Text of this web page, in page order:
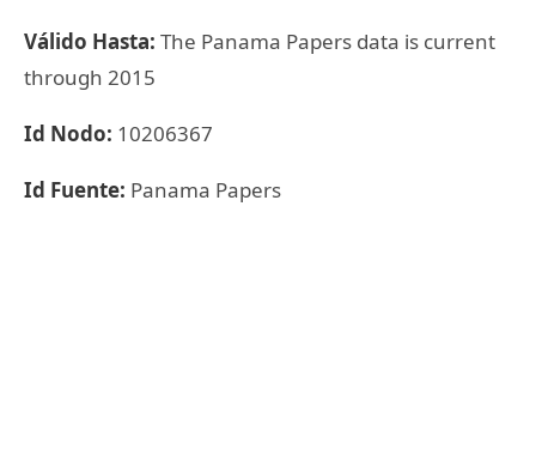
Válido Hasta: The Panama Papers data is current
through 2015
Id Nodo: 10206367
Id Fuente: Panama Papers